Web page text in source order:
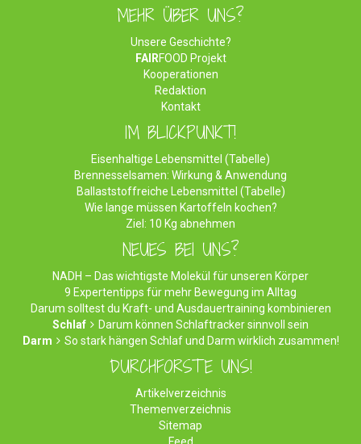
MEHR ÜBER UNS?
Unsere Geschichte?
FAIRFOOD Projekt
Kooperationen
Redaktion
Kontakt
IM BLICKPUNKT!
Eisenhaltige Lebensmittel (Tabelle)
Brennesselsamen: Wirkung & Anwendung
Ballaststoffreiche Lebensmittel (Tabelle)
Wie lange müssen Kartoffeln kochen?
Ziel: 10 Kg abnehmen
NEUES BEI UNS?
NADH – Das wichtigste Molekül für unseren Körper
9 Expertentipps für mehr Bewegung im Alltag
Darum solltest du Kraft- und Ausdauertraining kombinieren
Schlaf
Darum können Schlaftracker sinnvoll sein
Darm
So stark hängen Schlaf und Darm wirklich zusammen!
DURCHFORSTE UNS!
Artikelverzeichnis
Themenverzeichnis
Sitemap